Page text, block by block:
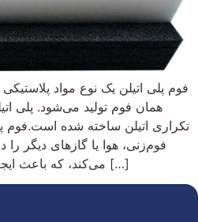
فوم پلی اتیلن یک نوع مواد
همان فوم تولید می‌شود. پلی
تکراری اتیلن ساخته شده است.فوم
فوم‌زنی، هوا یا گازهای دیگر
می‌کند، که باعث ایجادساختار سبک و پر مقاومتی […]